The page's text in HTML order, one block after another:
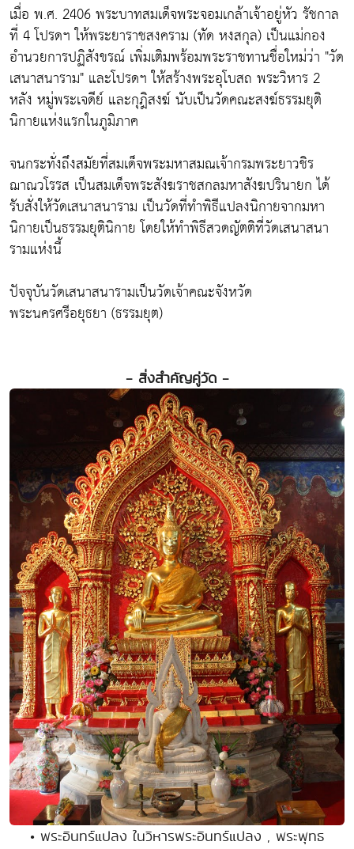
เมื่อ พ.ศ. 2406 พระบาทสมเด็จพระจอมเกล้าเจ้าอยู่หัว รัชกาล
ที่ 4 โปรดฯ ให้พระยาราชสงคราม (ทัด หงสกุล) เป็นแม่กอง
อำนวยการปฏิสังขรณ์ เพิ่มเติมพร้อมพระราชทานชื่อใหม่ว่า "วัด
เสนาสนาราม" และโปรดฯ ให้สร้างพระอุโบสถ พระวิหาร 2
หลัง หมู่พระเจดีย์ และกุฎิสงฆ์ นับเป็นวัดคณะสงฆ์ธรรมยุติ
นิกายแห่งแรกในภูมิภาค
จนกระทั่งถึงสมัยที่สมเด็จพระมหาสมณเจ้ากรมพระยาวชิร
ฌาณวโรรส เป็นสมเด็จพระสังฆราชสกลมหาสังฆปรินายก ได้
รับสั่งให้วัดเสนาสนาราม เป็นวัดที่ทำพิธีแปลงนิกายจากมหา
นิกายเป็นธรรมยุตินิกาย โดยให้ทำพิธีสวดญัตติที่วัดเสนาสนา
รามแห่งนี้
ปัจจุบันวัดเสนาสนารามเป็นวัดเจ้าคณะจังหวัด
พระนครศรีอยุธยา (ธรรมยุต)
- สิ่งสำคัญคู่วัด -
• พระอินทร์แปลง ในวิหารพระอินทร์แปลง , พระพุทธ